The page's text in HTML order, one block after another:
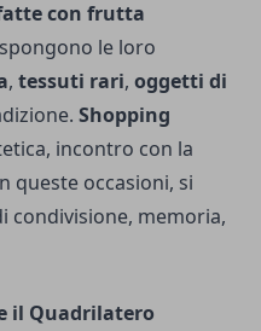
con frutta
le loro
, tessuti rari, oggetti di
Shopping
incontro con la
queste occasioni, si
condivisione, memoria,
il Quadrilatero